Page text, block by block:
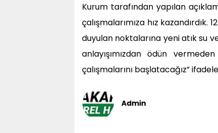
Kurum tarafından yapılan
çalışmalarımıza hız
duyulan noktalarına yeni atık su
anlayışımızdan ödün
çalışmalarını başlatacağız”
Admin